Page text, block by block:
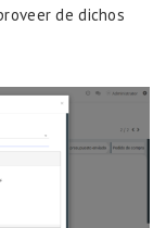
de dichos